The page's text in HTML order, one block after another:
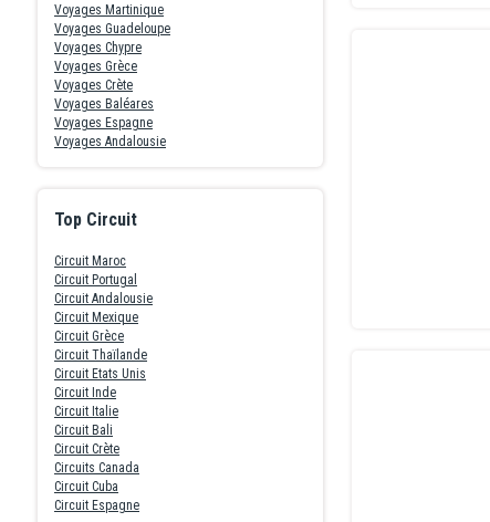
Voyages Martinique
Voyages Guadeloupe
Voyages Chypre
Voyages Grèce
Voyages Crète
Voyages Baléares
Voyages Espagne
Voyages Andalousie
Top Circuit
Circuit Maroc
Circuit Portugal
Circuit Andalousie
Circuit Mexique
Circuit Grèce
Circuit Thaïlande
Circuit Etats Unis
Circuit Inde
Circuit Italie
Circuit Bali
Circuit Crète
Circuits Canada
Circuit Cuba
Circuit Espagne